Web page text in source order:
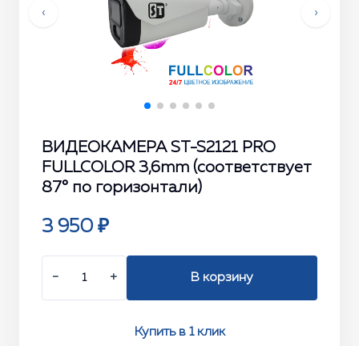
‹ ›
ВИДЕОКАМЕРА ST-S2121 PRO
FULLCOLOR 3,6mm (соответствует
87° по горизонтали)
3 950 ₽
− + В корзину
Купить в 1 клик